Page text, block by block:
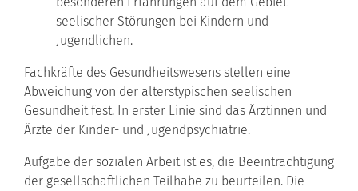
seelischer Störungen bei Kindern und
Jugendlichen.
Fachkräfte des Gesundheitswesens stellen eine
Abweichung von der alterstypischen seelischen
Gesundheit fest. In erster Linie sind das Ärztinnen und
Ärzte der Kinder- und Jugendpsychiatrie.
Aufgabe der sozialen Arbeit ist es, die Beeinträchtigung
der gesellschaftlichen Teilhabe zu beurteilen. Die